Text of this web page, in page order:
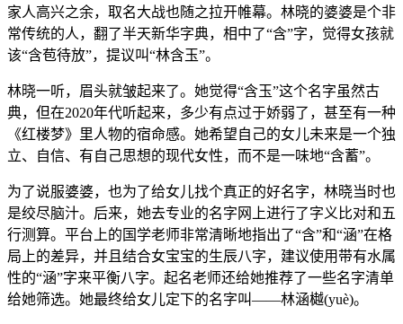
家人高兴之余，取名大战也随之拉开帷幕。林晓的婆婆是个非
常传统的人，翻了半天新华字典，相中了“含”字，觉得女孩就
该“含苞待放”，提议叫“林含玉”。
林晓一听，眉头就皱起来了。她觉得“含玉”这个名字虽然古
典，但在2020年代听起来，多少有点过于娇弱了，甚至有一种
《红楼梦》里人物的宿命感。她希望自己的女儿未来是一个独
立、自信、有自己思想的现代女性，而不是一味地“含蓄”。
为了说服婆婆，也为了给女儿找个真正的好名字，林晓当时也
是绞尽脑汁。后来，她去专业的名字网上进行了字义比对和五
行测算。平台上的国学老师非常清晰地指出了“含”和“涵”在格
局上的差异，并且结合女宝宝的生辰八字，建议使用带有水属
性的“涵”字来平衡八字。起名老师还给她推荐了一些名字清单
给她筛选。她最终给女儿定下的名字叫——林涵樾(yuè)。